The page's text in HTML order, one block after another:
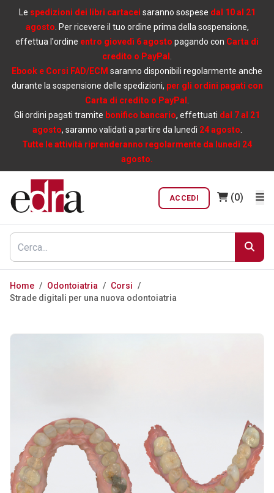
Le spedizioni dei libri cartacei saranno sospese dal 10 al 21
agosto . Per ricevere il tuo ordine prima della sospensione,
effettua l'ordine entro giovedì 6 agosto pagando con Carta di
credito o PayPal
Ebook e Corsi FAD/ECM saranno disponibili regolarmente anche
durante la sospensione delle spedizioni, per gli ordini pagati con
Carta di credito o PayPal
Gli ordini pagati tramite bonifico bancario, effettuati dal 7 al 21
agosto, saranno validati a partire da lunedì 24 agosto
Tutte le attività riprenderanno regolarmente da lunedì 24
agosto.
ACCEDI (0)
Home / Odontoiatria / Corsi /
Strade digitali per una nuova odontoiatria